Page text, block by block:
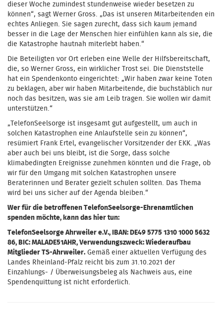
dieser Woche zumindest stundenweise wieder besetzen zu
können“, sagt Werner Gross. „Das ist unseren Mitarbeitenden ein
echtes Anliegen. Sie sagen zurecht, dass sich kaum jemand
besser in die Lage der Menschen hier einfühlen kann als sie, die
die Katastrophe hautnah miterlebt haben.“
Die Beteiligten vor Ort erleben eine Welle der Hilfsbereitschaft,
die, so Werner Gross, ein wirklicher Trost sei. Die Dienststelle
hat ein Spendenkonto eingerichtet: „Wir haben zwar keine Toten
zu beklagen, aber wir haben Mitarbeitende, die buchstäblich nur
noch das besitzen, was sie am Leib tragen. Sie wollen wir damit
unterstützen.“
„TelefonSeelsorge ist insgesamt gut aufgestellt, um auch in
solchen Katastrophen eine Anlaufstelle sein zu können“,
resümiert Frank Ertel, evangelischer Vorsitzender der EKK. „Was
aber auch bei uns bleibt, ist die Sorge, dass solche
klimabedingten Ereignisse zunehmen könnten und die Frage, ob
wir für den Umgang mit solchen Katastrophen unsere
Beraterinnen und Berater gezielt schulen sollten. Das Thema
wird bei uns sicher auf der Agenda bleiben.“
Wer für die betroffenen TelefonSeelsorge-Ehrenamtlichen
spenden möchte, kann das hier tun:
TelefonSeelsorge Ahrweiler e.V., IBAN: DE49 5775 1310 1000 5632
86, BIC: MALADE51AHR, Verwendungszweck: Wiederaufbau
Mitglieder TS-Ahrweiler. Gemäß einer aktuellen Verfügung des
Landes Rheinland-Pfalz reicht bis zum 31.10.2021 der
Einzahlungs- / Überweisungsbeleg als Nachweis aus, eine
Spendenquittung ist nicht erforderlich.